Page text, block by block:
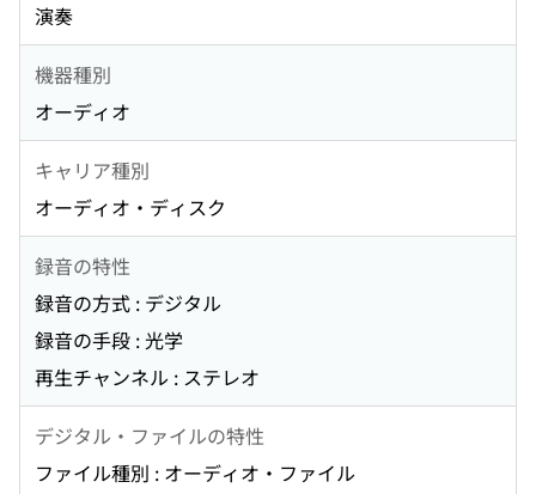
演奏
機器種別
オーディオ
キャリア種別
オーディオ・ディスク
録音の特性
録音の方式 : デジタル
録音の手段 : 光学
再生チャンネル : ステレオ
デジタル・ファイルの特性
ファイル種別 : オーディオ・ファイル